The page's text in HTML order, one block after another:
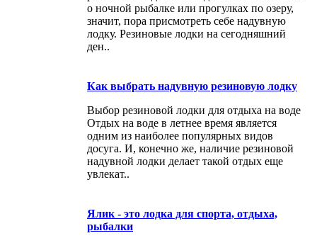
о ночной рыбалке или прогулках по озеру,
значит, пора присмотреть себе надувную
лодку. Резиновые лодки на сегодняшний
ден..
Как выбрать надувную резиновую лодку
Выбор резиновой лодки для отдыха на воде
Отдых на воде в летнее время является
одним из наиболее популярных видов
досуга. И, конечно же, наличие резиновой
надувной лодки делает такой отдых еще
увлекат..
Ялик - это лодка для спорта, отдыха,
рыбалки